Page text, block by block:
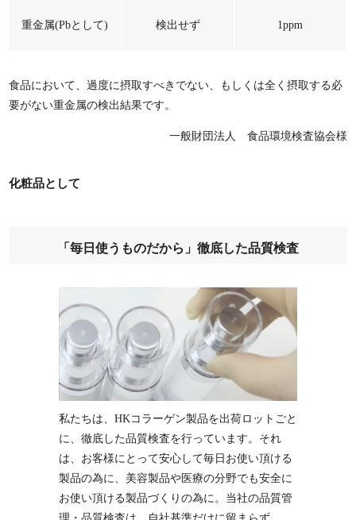
重金属(Pbとして) 検出せず 1ppm
食品において、過度に摂取すべきでない、もしくは全く摂取する必
要がない重金属の検出結果です。
一般財団法人 食品環境検査協会様
化粧品として
「毎日使うものだから」徹底した品質検査
私たちは、HKコラーゲン製品を出荷ロットごと
に、徹底した品質検査を行っています。それ
は、お客様にとって安心して毎日お使い頂ける
製品の為に、美容製品や医療の分野でも安全に
お使い頂ける製品づくりの為に。当社の品質管